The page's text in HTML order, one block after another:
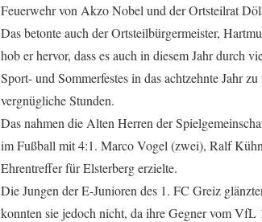
Feuerwehr von Akzo Nobel und der Ortsteilrat
Das betonte auch der Ortsteilbürgermeister,
hob er hervor, dass es auch in diesem Jahr durch
Sport- und Sommerfestes in das achtzehnte Jahr
vergnügliche Stunden.
Das nahmen die Alten Herren der
im Fußball mit 4:1. Marco Vogel (zwei), Ralf
Ehrentreffer für Elsterberg erzielte.
Die Jungen der E-Junioren des 1. FC Greiz
konnten sie jedoch nicht, da ihre Gegner vom VfL